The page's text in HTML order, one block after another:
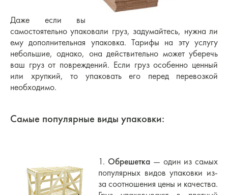
Даже если вы
самостоятельно упаковали груз, задумайтесь, нужна ли
ему дополнительная упаковка. Тарифы на эту услугу
небольшие, однако, она действительно может уберечь
ваш груз от повреждений. Если груз особенно ценный
или хрупкий, то упаковать его перед перевозкой
необходимо.
Самые популярные виды упаковки:
1. Обрешетка — один из самых
популярных видов упаковки из-
за соотношения цены и качества.